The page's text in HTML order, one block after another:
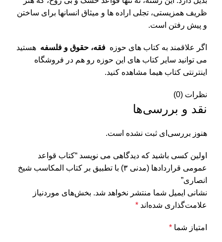
ظریف همزیستی، تجلی اراده ها و میثاق انسانها برای ساختن
و پیش رفتن است.
اگر علاقمند به کتاب های حوزه فقه، حقوق و فلسفه هستید
می توانید سایر کتاب های این حوزه رو هم در فروشگاه
اینترنتی کتاب هیما مشاهده کنید.
نظرات (0)
نقد و بررسی‌ها
هنوز بررسی‌ای ثبت نشده است.
اولین کسی باشید که دیدگاهی می نویسد “کتاب قواعد
عمومی قراردادها (مدنی ۳) با تطبیق بر کتاب المکاسب شیخ
انصاری”
نشانی ایمیل شما منتشر نخواهد شد. بخش‌های موردنیاز
علامت‌گذاری شده‌اند *
امتیاز شما *